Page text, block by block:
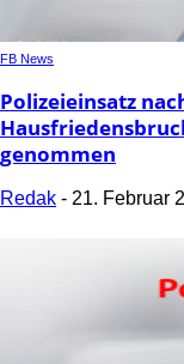
FB News
Polizeieinsatz
genommen
Redak - 21. Februar